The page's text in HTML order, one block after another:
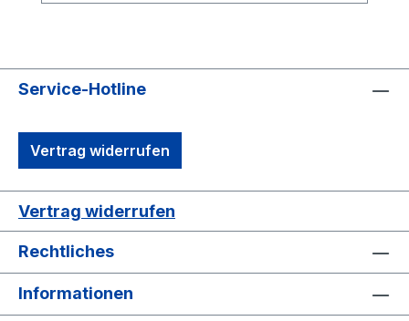
Service-Hotline
Vertrag widerrufen
Vertrag widerrufen
Rechtliches
Informationen